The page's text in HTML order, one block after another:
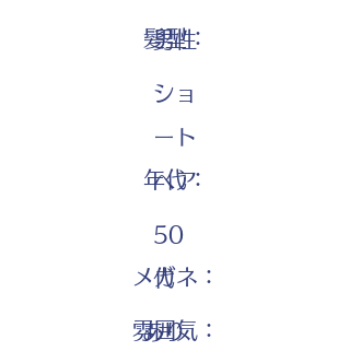
男性
髪型：
ショ
ート
ヘア
年代：
50
代
メガネ：
あり
雰囲気：